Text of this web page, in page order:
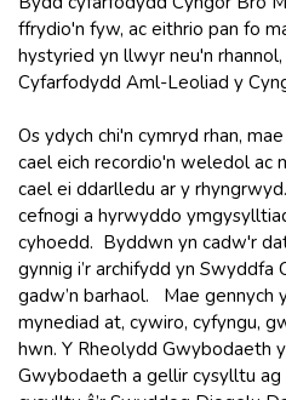
ffrydio'n fyw, ac eithrio pan fo
hystyried yn llwyr neu'n
Cyfarfodydd Aml-Leoliad y
Os ydych chi'n cymryd rhan,
cael eich recordio'n weledol ac
cael ei ddarlledu ar y
cefnogi a hyrwyddo
cyhoedd. Byddwn yn cadw'r
gynnig i’r archifydd yn Swyddfa
gadw’n barhaol. Mae gennych
mynediad at, cywiro, cyfyngu,
hwn. Y Rheolydd Gwybodaeth
Gwybodaeth a gellir cysylltu ag